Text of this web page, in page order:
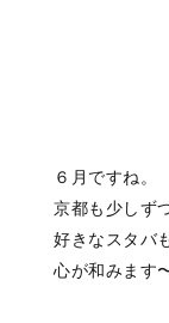
６月ですね。
京都も少しず
好きなスタバ
心が和みます